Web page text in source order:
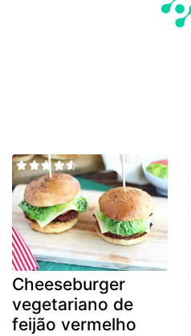
Cheeseburger
vegetariano de
feijão vermelho